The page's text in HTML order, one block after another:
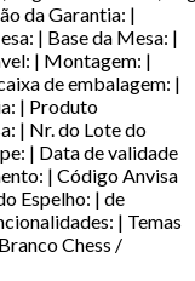
da Garantia: |
| Base da Mesa: |
| Montagem: |
de embalagem: |
| Produto
| Nr. do Lote do
| Data de validade
| Código Anvisa
Espelho: | de
| Temas
Chess /